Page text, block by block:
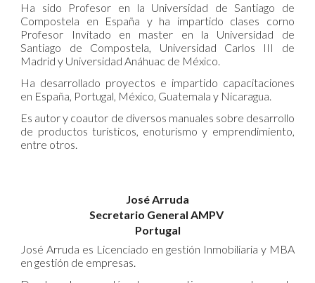
Ha sido Profesor en la Universidad de Santiago de
Compostela en España y ha impartido clases corno
Profesor Invitado en master en la Universidad de
Santiago de Compostela, Universidad Carlos III de
Madrid y Universidad Anáhuac de México.
Ha desarrollado proyectos e impartido capacitaciones
en España, Portugal, México, Guatemala y Nicaragua.
Es autor y coautor de diversos manuales sobre desarrollo
de productos turísticos, enoturismo y emprendimiento,
entre otros.
José Arruda
Secretario General AMPV
Portugal
José Arruda es Licenciado en gestión Inmobiliaria y MBA
en gestión de empresas.